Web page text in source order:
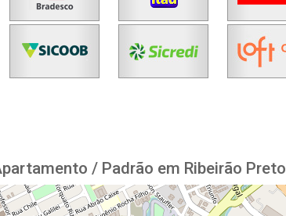
/ Padrão em Ribeirão Preto